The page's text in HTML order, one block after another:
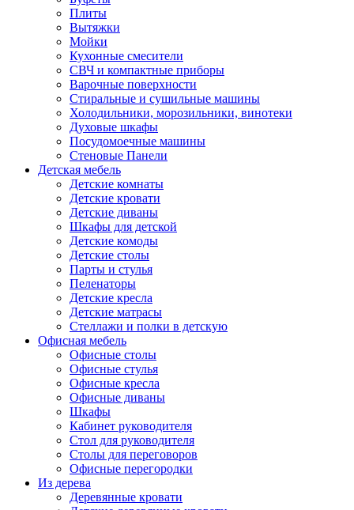
Плиты
Вытяжки
Мойки
Кухонные смесители
СВЧ и компактные приборы
Варочные поверхности
Стиральные и сушильные машины
Холодильники, морозильники, винотеки
Духовые шкафы
Посудомоечные машины
Стеновые Панели
Детская мебель
Детские комнаты
Детские кровати
Детские диваны
Шкафы для детской
Детские комоды
Детские столы
Парты и стулья
Пеленаторы
Детские кресла
Детские матрасы
Стеллажи и полки в детскую
Офисная мебель
Офисные столы
Офисные стулья
Офисные кресла
Офисные диваны
Шкафы
Кабинет руководителя
Стол для руководителя
Столы для переговоров
Офисные перегородки
Из дерева
Деревянные кровати